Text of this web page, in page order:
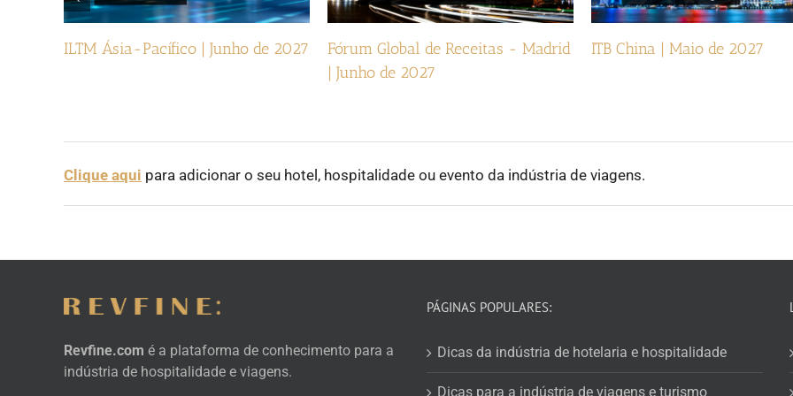
ILTM Ásia-Pacífico | Junho de 2027
Fórum Global de Receitas - Madrid
| Junho de 2027
ITB China | Maio de 2027
Clique aqui para adicionar o seu hotel, hospitalidade ou evento da indústria de viagens.
Revfine.com é a plataforma de conhecimento para a
indústria de hospitalidade e viagens.
PÁGINAS POPULARES:
Dicas da indústria de hotelaria e hospitalidade
Dicas para a indústria de viagens e turismo